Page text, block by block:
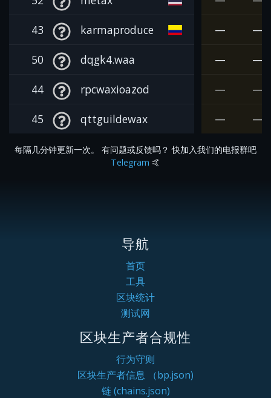
43 karmaproduce — —
50 dqgk4.waa — —
44 rpcwaxioazod — —
45 qttguildewax — —
每隔几分钟更新一次。 有问题或反馈吗？ 快加入我们的电报群吧
Telegram 🤙
导航
首页
工具
区块统计
测试网
区块生产者合规性
行为守则
区块生产者信息 （bp.json)
链 (chains.json)